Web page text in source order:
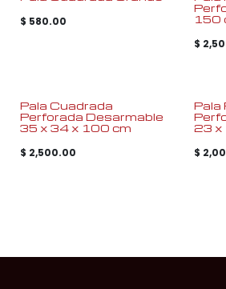
$ 580.00
150
$
Pala Cuadrada
Perforada Desarmable
35 x 34 x 100 cm
$ 2,500.00
Pala
23 x
$